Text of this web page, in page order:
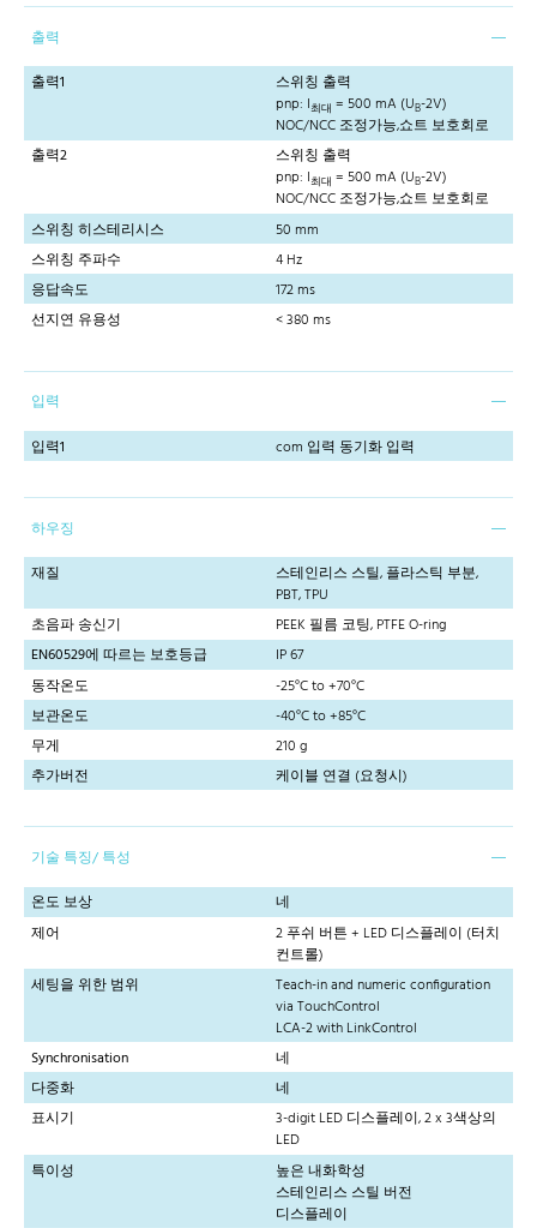
출력
출력1
스위칭 출력
pnp: I최대 = 500 mA (UB-2V)
NOC/NCC 조정가능,쇼트 보호회로
출력2
스위칭 출력
pnp: I최대 = 500 mA (UB-2V)
NOC/NCC 조정가능,쇼트 보호회로
스위칭 히스테리시스
50 mm
스위칭 주파수
4 Hz
응답속도
172 ms
선지연 유용성
< 380 ms
입력
입력1
com 입력 동기화 입력
하우징
재질
스테인리스 스틸, 플라스틱 부분,
PBT, TPU
초음파 송신기
PEEK 필름 코팅, PTFE O-ring
EN60529에 따르는 보호등급
IP 67
동작온도
-25°C to +70°C
보관온도
-40°C to +85°C
무게
210 g
추가버전
케이블 연결 (요청시)
기술 특징/ 특성
온도 보상
네
제어
2 푸쉬 버튼 + LED 디스플레이 (터치
컨트롤)
세팅을 위한 범위
Teach-in and numeric configuration
via TouchControl
LCA-2 with LinkControl
Synchronisation
네
다중화
네
표시기
3-digit LED 디스플레이, 2 x 3색상의
LED
특이성
높은 내화학성
스테인리스 스틸 버전
디스플레이